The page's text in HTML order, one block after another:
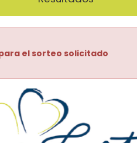
el sorteo solicitado